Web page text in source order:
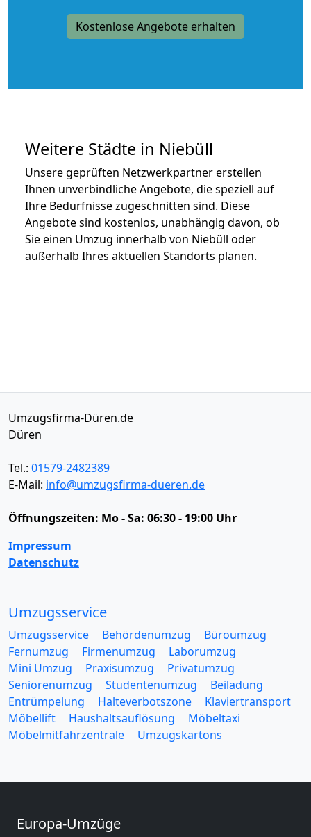
Kostenlose Angebote erhalten
Weitere Städte in Niebüll
Unsere geprüften Netzwerkpartner erstellen
Ihnen unverbindliche Angebote, die speziell auf
Ihre Bedürfnisse zugeschnitten sind. Diese
Angebote sind kostenlos, unabhängig davon, ob
Sie einen Umzug innerhalb von Niebüll oder
außerhalb Ihres aktuellen Standorts planen.
Umzugsfirma-Düren.de
Düren
Tel.: 01579-2482389
E-Mail: info@umzugsfirma-dueren.de
Öffnungszeiten: Mo - Sa: 06:30 - 19:00 Uhr
Impressum
Datenschutz
Umzugsservice
Umzugsservice Behördenumzug
Büroumzug
Fernumzug
Firmenumzug
Laborumzug
Mini Umzug
Praxisumzug
Privatumzug
Seniorenumzug
Studentenumzug
Beiladung
Entrümpelung
Halteverbotszone
Klaviertransport
Möbellift
Haushaltsauflösung
Möbeltaxi
Möbelmitfahrzentrale
Umzugskartons
Europa-Umzüge